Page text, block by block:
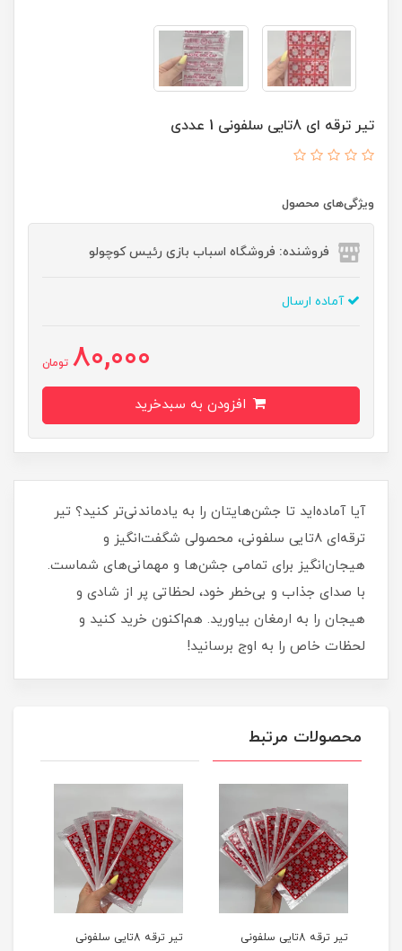
تیر ترقه ای 8تایی سلفونی 1 عددی
ویژگی‌های محصول
فروشنده: فروشگاه اسباب بازی رئیس کوچولو
آماده ارسال
80,000 تومان
آیا آماده‌اید تا جشن‌هایتان را به یادماندنی‌تر کنید؟ تیر
ترقه‌ای 8تایی سلفونی، محصولی شگفت‌انگیز و
هیجان‌انگیز برای تمامی جشن‌ها و مهمانی‌های شماست.
با صدای جذاب و بی‌خطر خود، لحظاتی پر از شادی و
هیجان را به ارمغان بیاورید. هم‌اکنون خرید کنید و
لحظات خاص را به اوج برسانید!
محصولات مرتبط
تیر ترقه 8تایی سلفونی
تیر ترقه 8تایی سلفونی